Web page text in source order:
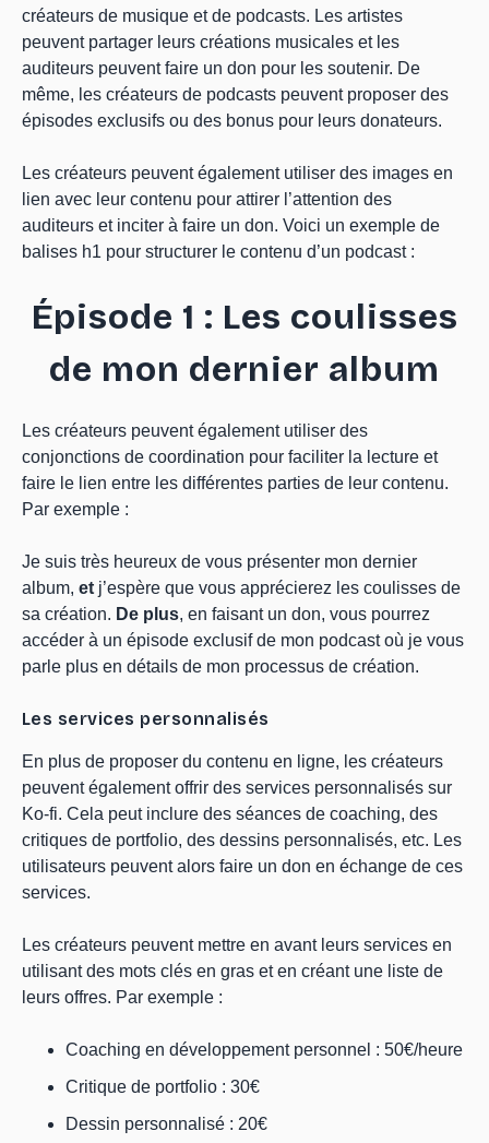
créateurs de musique et de podcasts. Les artistes
peuvent partager leurs créations musicales et les
auditeurs peuvent faire un don pour les soutenir. De
même, les créateurs de podcasts peuvent proposer des
épisodes exclusifs ou des bonus pour leurs donateurs.
Les créateurs peuvent également utiliser des images en
lien avec leur contenu pour attirer l’attention des
auditeurs et inciter à faire un don. Voici un exemple de
balises h1 pour structurer le contenu d’un podcast :
Épisode 1 : Les coulisses
de mon dernier album
Les créateurs peuvent également utiliser des
conjonctions de coordination pour faciliter la lecture et
faire le lien entre les différentes parties de leur contenu.
Par exemple :
Je suis très heureux de vous présenter mon dernier
album, et j’espère que vous apprécierez les coulisses de
sa création. De plus, en faisant un don, vous pourrez
accéder à un épisode exclusif de mon podcast où je vous
parle plus en détails de mon processus de création.
Les services personnalisés
En plus de proposer du contenu en ligne, les créateurs
peuvent également offrir des services personnalisés sur
Ko-fi. Cela peut inclure des séances de coaching, des
critiques de portfolio, des dessins personnalisés, etc. Les
utilisateurs peuvent alors faire un don en échange de ces
services.
Les créateurs peuvent mettre en avant leurs services en
utilisant des mots clés en gras et en créant une liste de
leurs offres. Par exemple :
Coaching en développement personnel : 50€/heure
Critique de portfolio : 30€
Dessin personnalisé : 20€